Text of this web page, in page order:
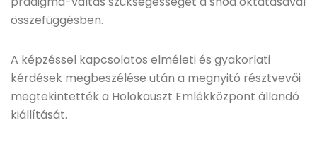
összefüggésben.
A képzéssel kapcsolatos elméleti és gyakorlati
kérdések megbeszélése után a megnyitó résztvevői
megtekintették a Holokauszt Emlékközpont állandó
kiállítását.